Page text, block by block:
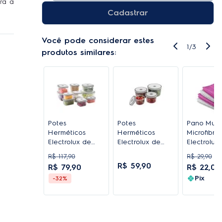
a
Cadastrar
Você pode considerar estes
produtos similares:
1/3
Potes
Herméticos
Electrolux de
Plástico Branco
Retangular com
10 Unidades
R$ 117,90
R$ 79,90
-32%
Potes
Herméticos
Electrolux de
Redondo com 4
Unidades
R$ 59,90
Pano
Microfibra
Electrolux
Unidades
R$ 29,90
R$ 22,02
Pix